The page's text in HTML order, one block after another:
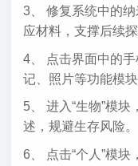
3、 修复系统中的
应材料，支撑后续探
4、 点击界面中的
记、照片等功能模块
5、 进入“生物”模
述，规避生存风险。
6、 点击“个人”模